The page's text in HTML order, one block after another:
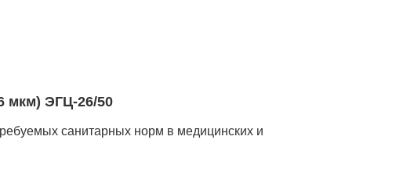
мкм) ЭГЦ-26/50
санитарных норм в медицинских и